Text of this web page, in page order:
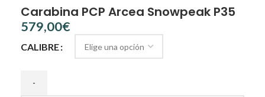
Carabina PCP Arcea Snowpeak P35
€
CALIBRE